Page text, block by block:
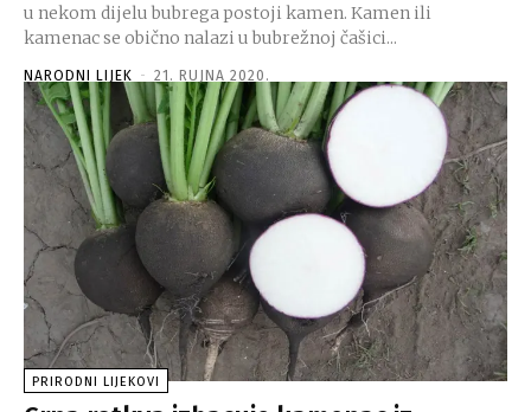
u nekom dijelu bubrega postoji kamen. Kamen ili
kamenac se obično nalazi u bubrežnoj čašici...
NARODNI LIJEK - 21. RUJNA 2020.
PRIRODNI LIJEKOVI